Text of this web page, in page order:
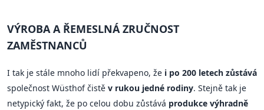
VÝROBA A ŘEMESLNÁ ZRUČNOST
ZAMĚSTNANCŮ
I tak je stále mnoho lidí překvapeno, že i po 200 letech zůstává
společnost Wüsthof čistě v rukou jedné rodiny. Stejně tak je
netypický fakt, že po celou dobu zůstává produkce výhradně